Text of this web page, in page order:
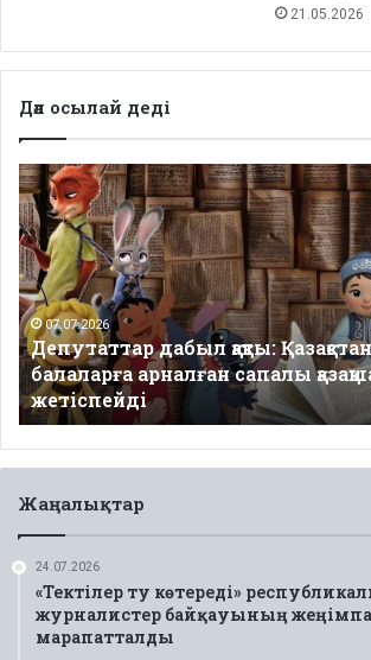
21.05.2026
Дәл осылай деді
Депутаттар
дабыл
қақты:
Қазақстанда
балаларға
арналған
сапалы
қазақша
контент
жетіспейді
07.07.2026
Депутаттар дабыл қақты:
балаларға арналған сапалы
жетіспейді
Жаңалықтар
24.07.2026
«Тектілер ту көтереді»
журналистер байқауының
марапатталды